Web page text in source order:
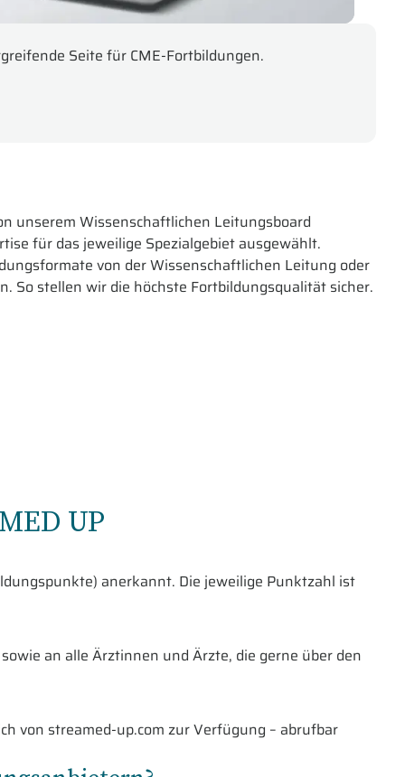
Seite für CME-Fortbildungen.
unserem Wissenschaftlichen Leitungsboard
für das jeweilige Spezialgebiet ausgewählt.
von der Wissenschaftlichen Leitung oder
So stellen wir die höchste Fortbildungsqualität sicher.
UP
anerkannt. Die jeweilige Punktzahl ist
an alle Ärztinnen und Ärzte, die gerne über den
von streamed-up.com zur Verfügung – abrufbar